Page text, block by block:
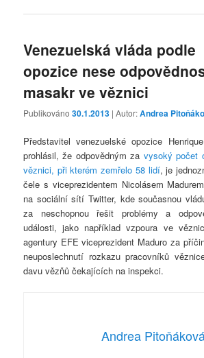
Venezuelská vláda podle
opozice nese
masakr ve věznici
Publikováno30.1.2013 | Autor:Andrea
Představitel venezuelské opozice
prohlásil, že odpovědným za vysoký počet
věznici, při kterém zemřelo 58 lidí, je
čele s viceprezidentem Nicolásem
na sociální sítí Twitter, kde současnou
za neschopnou řešit problémy a
události, jako například vzpoura ve
agentury EFE viceprezident Maduro za
neuposlechnutí rozkazu pracovníků
davu vězňů čekajících na inspekci.
Andrea